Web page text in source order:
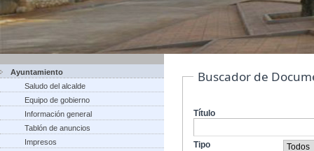
Ayuntamiento
Saludo del alcalde
Equipo de gobierno
Información general
Tablón de anuncios
Impresos
Buscador de
Título
Tipo